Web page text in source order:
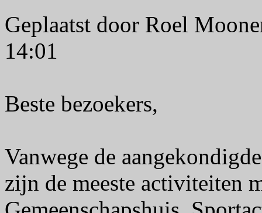
Geplaatst door Roel
14:01
Beste bezoekers,
Vanwege de
zijn de meeste activiteiten